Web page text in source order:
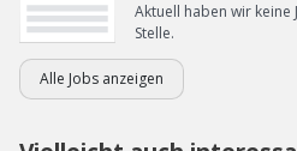
Aktuell haben wir
Stelle.
Alle Jobs anzeigen